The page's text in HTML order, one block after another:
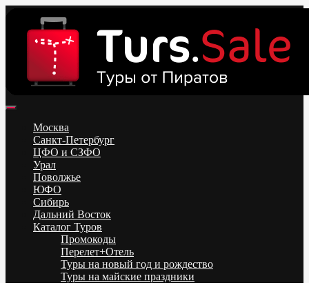
content
Низкие цены на путевки 3-7-10 ночей все включено, отдых на
море. Распродажа экскурсионных и горнолыжных туров.
Обновление каждый день. Официальный сайт Тур Сейл
Москва
Санкт-Петербург
ЦФО и СЗФО
Урал
Поволжье
ЮФО
Сибирь
Дальний Восток
Каталог Туров
Промокоды
Перелет+Отель
Туры на новый год и рождество
Туры на майские праздники